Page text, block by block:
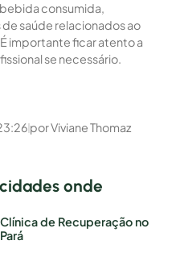
consumida,
saúde relacionados ao
importante ficar atento a
se necessário.
porViviane Thomaz
onde
Clínica de Recuperação no
Pará